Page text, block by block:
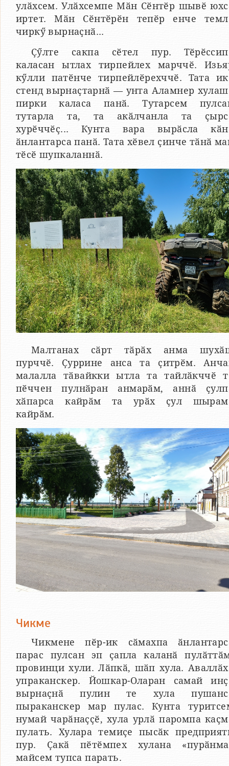
улӑхсем. Улӑхсемпе Мӑн Сӗнтӗр шывӗ
иртет. Мӑн Сӗнтӗрӗн тепӗр енче
чиркӳ вырнаҫнӑ...
Ҫӳлте сакпа сӗтел пур.
каласан ытлах тирпейлех марччӗ.
кӳлли патӗнче тирпейлӗрехччӗ. Тата
стенд вырнаҫтарнӑ — унта Аламнер
пирки каласа панӑ. Тутарсем
тутарла та, та акӑлчанла та
хурӗччӗҫ... Кунта вара вырӑсла
ӑнлантарса панӑ. Тата хӗвел ҫинче тӑнӑ
тӗсӗ шупкаланнӑ.
Малтанах сӑрт тӑрӑх анма
пурччӗ. Ҫуррине анса та ҫитрӗм.
малалла тӑвайкки ытла та тайлӑкччӗ
пӗччен пулнӑран анмарӑм, аннӑ
хӑпарса кайрӑм та урӑх ҫул
кайрӑм.
Чикме
Чикмене пӗр-ик сӑмахпа
парас пулсан эп ҫапла каланӑ
провинци хули. Лӑпкӑ, шӑп хула.
упраканскер. Йошкар-Оларан самай
вырнаҫнӑ пулин те хула
пыраканскер мар пулас. Кунта
нумай чарӑнаҫҫӗ, хула урлӑ паромпа
пулать. Хулара темиҫе пысӑк
пур. Ҫакӑ пӗтӗмпех хулана
майсем тупса парать.